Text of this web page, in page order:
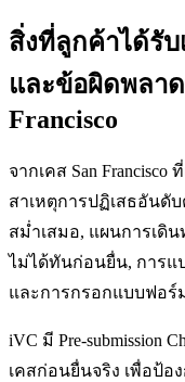
สิ่งที่ลูกค้าได้รับ
และข้อผิดพลา
Francisco
จากเคส San
สาเหตุการปฏิเสธอันดั
สม่ำเสมอ, แผนการเดิ
ไม่ได้ทันก่อนยื่น, การแ
และการกรอกแบบฟอร์
iVC มี Pre-submission
เคสก่อนยื่นจริง เพื่อป้อ